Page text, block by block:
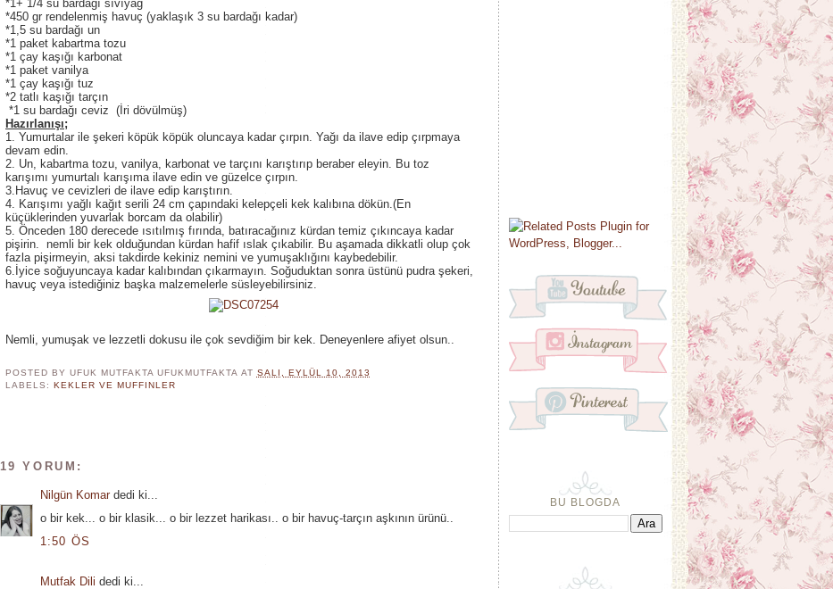
BU BLOGDA
*1+ 1/4 su bardağı sıvıyağ
*450 gr rendelenmiş havuç (yaklaşık 3 su bardağı kadar)
*1,5 su bardağı un
*1 paket kabartma tozu
*1 çay kaşığı karbonat
*1 paket vanilya
*1 çay kaşığı tuz
*2 tatlı kaşığı tarçın
*1 su bardağı ceviz (İri dövülmüş)
Hazırlanışı;
1. Yumurtalar ile şekeri köpük köpük oluncaya kadar çırpın. Yağı da ilave edip çırpmaya
devam edin.
2. Un, kabartma tozu, vanilya, karbonat ve tarçını karıştırıp beraber eleyin. Bu toz
karışımı yumurtalı karışıma ilave edin ve güzelce çırpın.
3.Havuç ve cevizleri de ilave edip karıştırın.
4. Karışımı yağlı kağıt serili 24 cm çapındaki kelepçeli kek kalıbına dökün.(En
küçüklerinden yuvarlak borcam da olabilir)
5. Önceden 180 derecede ısıtılmış fırında, batıracağınız kürdan temiz çıkıncaya kadar
pişirin. nemli bir kek olduğundan kürdan hafif ıslak çıkabilir. Bu aşamada dikkatli olup çok
fazla pişirmeyin, aksi takdirde kekiniz nemini ve yumuşaklığını kaybedebilir.
6.İyice soğuyuncaya kadar kalıbından çıkarmayın. Soğuduktan sonra üstünü pudra şekeri,
havuç veya istediğiniz başka malzemelerle süsleyebilirsiniz.
Nemli, yumuşak ve lezzetli dokusu ile çok sevdiğim bir kek. Deneyenlere afiyet olsun..
POSTED BY UFUK MUTFAKTAUFUKMUTFAKTA AT SALI, EYLÜL 10, 2013
LABELS:KEKLER VE MUFFINLER
19 YORUM:
Nilgün Komardedi ki...
o bir kek... o bir klasik... o bir lezzet harikası.. o bir havuç-tarçın aşkının ürünü..
1:50 ÖS
Mutfak Dili dedi ki...